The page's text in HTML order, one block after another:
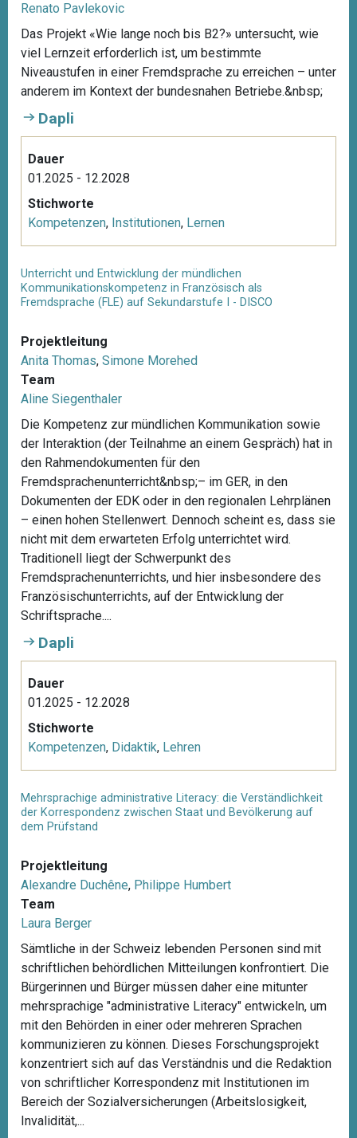
Renato Pavlekovic
Das Projekt «Wie lange noch bis B2?» untersucht, wie
viel Lernzeit erforderlich ist, um bestimmte
Niveaustufen in einer Fremdsprache zu erreichen – unter
anderem im Kontext der bundesnahen Betriebe.&nbsp;
Dapli
Dauer
01.2025 - 12.2028
Stichworte
Kompetenzen, Institutionen, Lernen
Unterricht und Entwicklung der mündlichen
Kommunikationskompetenz in Französisch als
Fremdsprache (FLE) auf Sekundarstufe I - DISCO
Projektleitung
Anita Thomas, Simone Morehed
Team
Aline Siegenthaler
Die Kompetenz zur mündlichen Kommunikation sowie
der Interaktion (der Teilnahme an einem Gespräch) hat in
den Rahmendokumenten für den
Fremdsprachenunterricht&nbsp;– im GER, in den
Dokumenten der EDK oder in den regionalen Lehrplänen
– einen hohen Stellenwert. Dennoch scheint es, dass sie
nicht mit dem erwarteten Erfolg unterrichtet wird.
Traditionell liegt der Schwerpunkt des
Fremdsprachenunterrichts, und hier insbesondere des
Französischunterrichts, auf der Entwicklung der
Schriftsprache....
Dapli
Dauer
01.2025 - 12.2028
Stichworte
Kompetenzen, Didaktik, Lehren
Mehrsprachige administrative Literacy: die Verständlichkeit
der Korrespondenz zwischen Staat und Bevölkerung auf
dem Prüfstand
Projektleitung
Alexandre Duchêne, Philippe Humbert
Team
Laura Berger
Sämtliche in der Schweiz lebenden Personen sind mit
schriftlichen behördlichen Mitteilungen konfrontiert. Die
Bürgerinnen und Bürger müssen daher eine mitunter
mehrsprachige "administrative Literacy" entwickeln, um
mit den Behörden in einer oder mehreren Sprachen
kommunizieren zu können. Dieses Forschungsprojekt
konzentriert sich auf das Verständnis und die Redaktion
von schriftlicher Korrespondenz mit Institutionen im
Bereich der Sozialversicherungen (Arbeitslosigkeit,
Invalidität,...